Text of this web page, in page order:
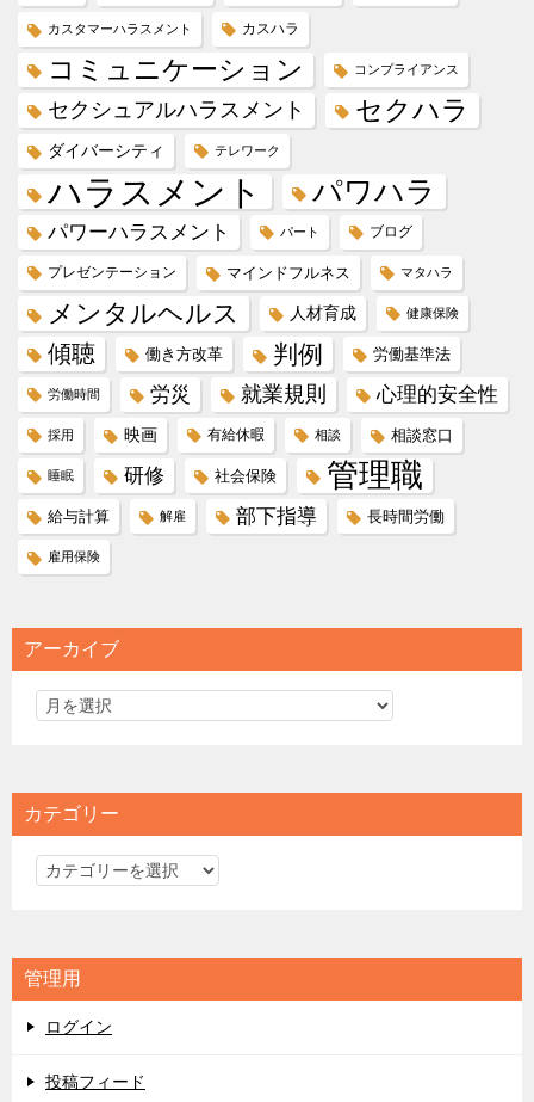
カスタマーハラスメント カスハラ
コミュニケーション コンプライアンス
セクシュアルハラスメント セクハラ
ダイバーシティ テレワーク
ハラスメント パワハラ
パワーハラスメント パート ブログ
プレゼンテーション マインドフルネス マタハラ
メンタルヘルス 人材育成 健康保険
傾聴 働き方改革 判例 労働基準法
労働時間 労災 就業規則 心理的安全性
採用 映画 有給休暇 相談 相談窓口
睡眠 研修 社会保険 管理職
給与計算 解雇 部下指導 長時間労働
雇用保険
アーカイブ
カテゴリー
カ
リ
ー
管理用
ログイン
投稿フィード